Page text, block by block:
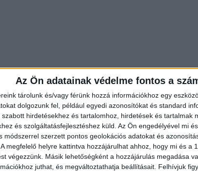
Az Ön adatainak védelme fontos a
tárolunk és/vagy férünk hozzá információkhoz egy
dolgozunk fel, például egyedi azonosítókat és standard
hirdetésekhez és tartalomhoz, hirdetések és tartalmak
és szolgáltatásfejlesztéshez küld. Az Ön engedélyével mi
módszerrel szerzett pontos geolokációs adatokat és
megfelelő helyre kattintva hozzájárulhat ahhoz, hogy mi és a
végezzünk. Másik lehetőségként a hozzájárulás megadása
juthat, és megváltoztathatja beállításait. Felhívjuk